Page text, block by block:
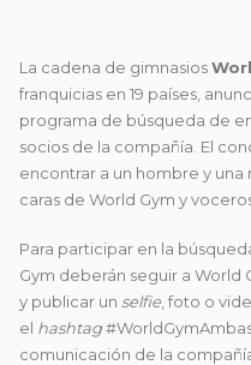
La cadena de gimnasios
franquicias en 19 países,
programa de búsqueda de
socios de la compañía. El
encontrar a un hombre y una
caras de World Gym y
Para participar en la
Gym deberán seguir a World
y publicar un selfie, foto o
el hashtag
comunicación de la